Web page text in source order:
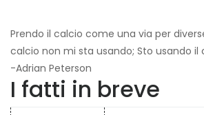
Prendo il calcio come una via per
calcio non mi sta usando; Sto usando il
-Adrian Peterson
I fatti in breve